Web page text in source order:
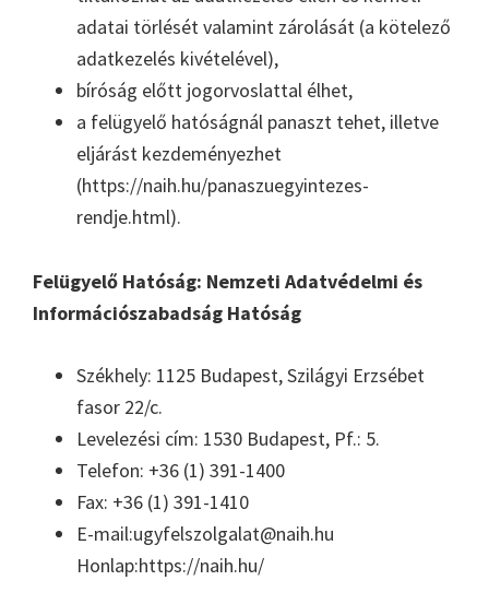
adatai törlését valamint zárolását (a kötelező
adatkezelés kivételével),
bíróság előtt jogorvoslattal élhet,
a felügyelő hatóságnál panaszt tehet, illetve
eljárást kezdeményezhet
(https://naih.hu/panaszuegyintezes-
rendje.html).
Felügyelő Hatóság: Nemzeti Adatvédelmi és
Információszabadság Hatóság
Székhely: 1125 Budapest, Szilágyi Erzsébet
fasor 22/c.
Levelezési cím: 1530 Budapest, Pf.: 5.
Telefon: +36 (1) 391-1400
Fax: +36 (1) 391-1410
E-mail:ugyfelszolgalat@naih.hu
Honlap:https://naih.hu/